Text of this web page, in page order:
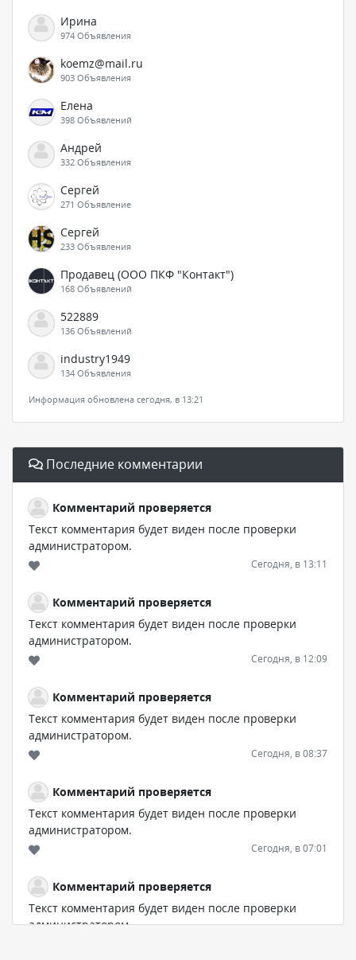
Ирина
974 Объявления
koemz@mail.ru
903 Объявления
Елена
398 Объявлений
Андрей
332 Объявления
Сергей
271 Объявление
Сергей
233 Объявления
Продавец (ООО ПКФ "Контакт")
168 Объявлений
522889
136 Объявлений
industry1949
134 Объявления
Информация обновлена сегодня, в 13:21
Последние комментарии
Комментарий проверяется
Текст комментария будет виден после проверки
администратором.
Сегодня, в 13:11
Комментарий проверяется
Текст комментария будет виден после проверки
администратором.
Сегодня, в 12:09
Комментарий проверяется
Текст комментария будет виден после проверки
администратором.
Сегодня, в 08:37
Комментарий проверяется
Текст комментария будет виден после проверки
администратором.
Сегодня, в 07:01
Комментарий проверяется
Текст комментария будет виден после проверки
администратором.